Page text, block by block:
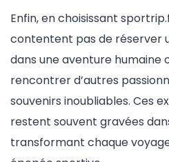
Enfin, en choisissant
contentent pas de réserver
dans une aventure humaine
rencontrer d’autres
souvenirs inoubliables. Ces
restent souvent gravées
transformant chaque